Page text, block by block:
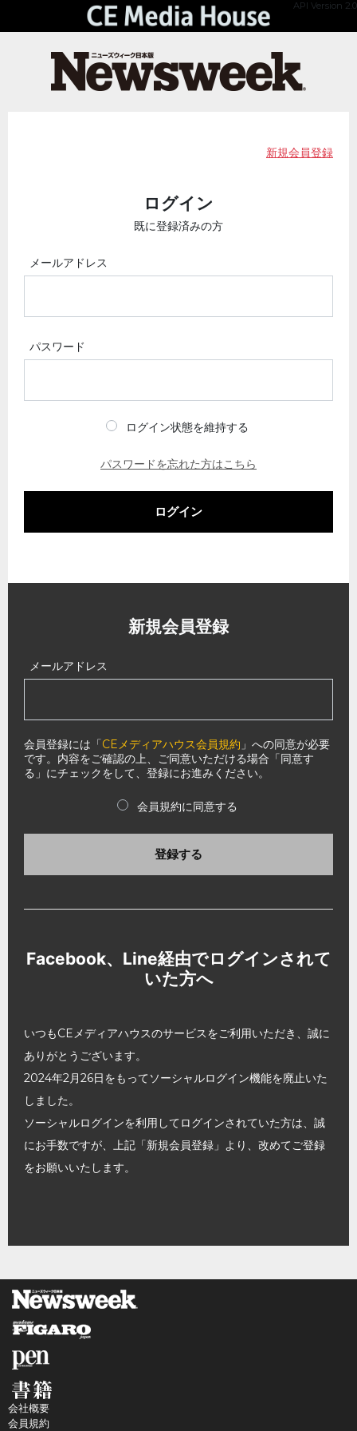
API Version 2.0
新規会員登録
ログイン
既に登録済みの方
メールアドレス
パスワード
ログイン状態を維持する
パスワードを忘れた方はこちら
ログイン
新規会員登録
メールアドレス
会員登録には「CEメディアハウス会員規約 」への同意が必要
です。内容をご確認の上、ご同意いただける場合「同意す
る」にチェックをして、登録にお進みください。
会員規約に同意する
登録する
Facebook、Line経由でログインされて
いた方へ
いつもCEメディアハウスのサービスをご利用いただき、誠に
ありがとうございます。
2024年2月26日をもってソーシャルログイン機能を廃止いた
しました。
ソーシャルログインを利用してログインされていた方は、誠
にお手数ですが、上記「新規会員登録」より、改めてご登録
をお願いいたします。
会社概要
会員規約